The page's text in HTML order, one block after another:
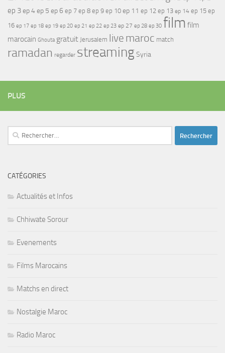
ep 3ep 4ep 5 ep 6 ep 7 ep 8 ep 9 ep 10 ep 11 ep 12 ep 13 ep 14 ep 15 ep
16 ep 17 ep 18 ep 19 ep 20 ep 21 ep 22 ep 23 ep 27 ep 28 ep 30 film film
marocain Ghouta gratuit Jerusalem live maroc match
ramadan regarder streamingSyria
PLUS
Rechercher :
CATÉGORIES
Actualités et Infos
Chhiwate Sorour
Evenements
Films Marocains
Matchs en direct
Nostalgie Maroc
Radio Maroc